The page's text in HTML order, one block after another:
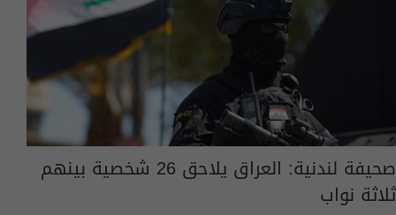
صحيفة لندنية: العراق يلاحق 26 شخصية بينهم
ثلاثة نواب